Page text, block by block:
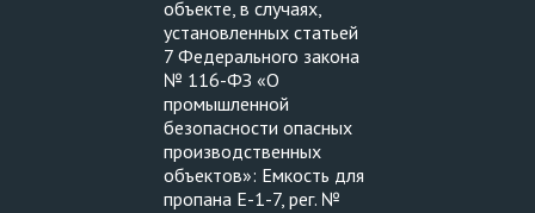
объекте, в случаях,
установленных статьей
7 Федерального закона
№ 116-ФЗ «О
промышленной
безопасности опасных
производственных
объектов»: Емкость для
пропана Е-1-7, рег. №